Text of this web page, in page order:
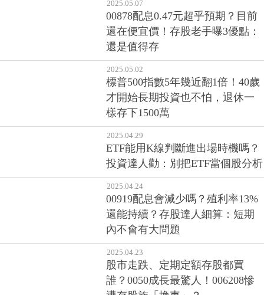
2025.05.07
00878配息0.47元超乎預期？目前
還在便宜價！存股老手曝3優點：
還是值得存
2025.05.02
標普500指數5年幾近翻1倍！40歲
才開始長期投資也不怕，退休一
樣存下1500萬
2025.04.29
ETF能用K線判斷進出場時機嗎？
投資達人勸：別把ETF當個股分析
2025.04.24
00919配息會減少嗎？殖利率13%
還能持續？存股達人細算：短期
內不會有大問題
2025.04.23
股市走跌、定期定額存股都買